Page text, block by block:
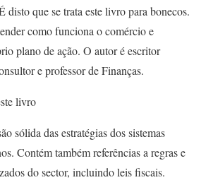
disto que se trata este livro para bonecos.
como funciona o comércio e
plano de ação. O autor é escritor
e professor de Finanças.
livro
sólida das estratégias dos sistemas
Contém também referências a regras e
do sector, incluindo leis fiscais.